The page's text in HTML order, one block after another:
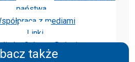
państwa
z mediami
Linki
Ochrony Dzieci
także